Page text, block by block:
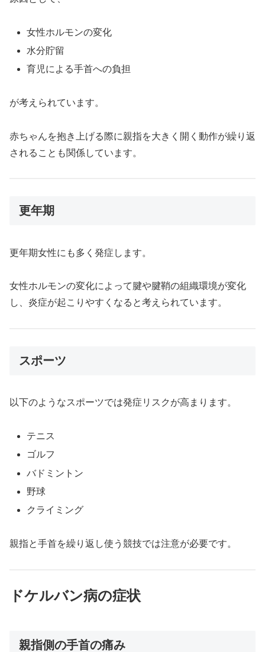
女性ホルモンの変化
水分貯留
育児による手首への負担
が考えられています。
赤ちゃんを抱き上げる際に親指を大きく開く動作が繰り返
されることも関係しています。
更年期
更年期女性にも多く発症します。
女性ホルモンの変化によって腱や腱鞘の組織環境が変化
し、炎症が起こりやすくなると考えられています。
スポーツ
以下のようなスポーツでは発症リスクが高まります。
テニス
ゴルフ
バドミントン
野球
クライミング
親指と手首を繰り返し使う競技では注意が必要です。
ドケルバン病の症状
親指側の手首の痛み